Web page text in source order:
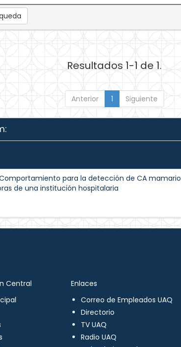
Resultados 1-1 de 1.
Anterior 1 Siguiente
para la detección de CA mamario
de una institución hospitalaria
Central
Enlaces
Correo de Empleados UAQ
Directorio
TV UAQ
Radio UAQ